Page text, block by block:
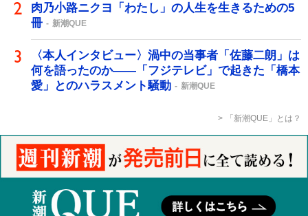
肉乃小路ニクヨ「わたし」の人生を生きるための5
冊
新潮QUE
〈本人インタビュー〉渦中の当事者「佐藤二朗」は
何を語ったのか――「フジテレビ」で起きた「橋本
愛」とのハラスメント騒動
新潮QUE
「新潮QUE」とは？